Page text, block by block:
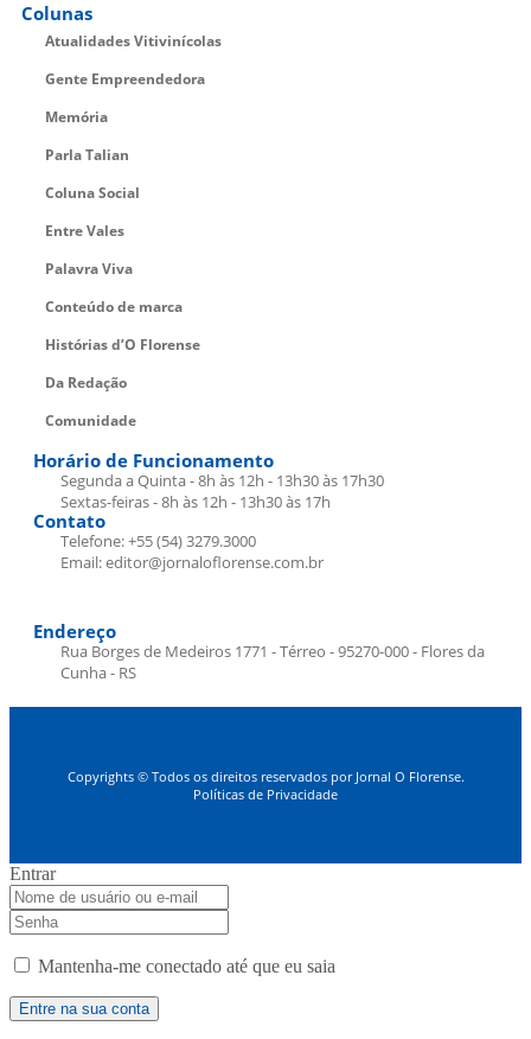
Colunas
Atualidades Vitivinícolas
Gente Empreendedora
Memória
Parla Talian
Coluna Social
Entre Vales
Palavra Viva
Conteúdo de marca
Histórias d’O Florense
Da Redação
Comunidade
Horário de Funcionamento
Segunda a Quinta - 8h às 12h - 13h30 às 17h30
Sextas-feiras - 8h às 12h - 13h30 às 17h
Contato
Telefone: +55 (54) 3279.3000
Email: editor@jornaloflorense.com.br
Endereço
Rua Borges de Medeiros 1771 - Térreo - 95270-000 - Flores da
Cunha - RS
Copyrights © Todos os direitos reservados por Jornal O Florense.
Políticas de Privacidade
Entrar
Mantenha-me conectado até que eu saia